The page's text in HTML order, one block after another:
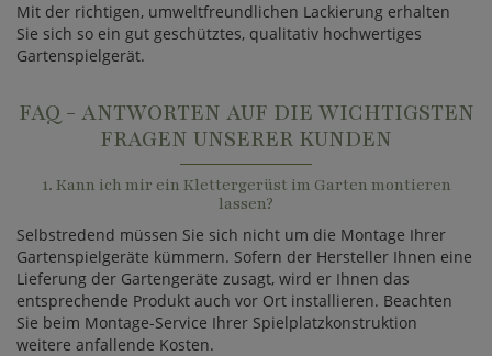
Mit der richtigen, umweltfreundlichen Lackierung erhalten
Sie sich so ein gut geschütztes, qualitativ hochwertiges
Gartenspielgerät.
FAQ - ANTWORTEN AUF DIE WICHTIGSTEN
FRAGEN UNSERER KUNDEN
1. Kann ich mir ein Klettergerüst im Garten montieren
lassen?
Selbstredend müssen Sie sich nicht um die Montage Ihrer
Gartenspielgeräte kümmern. Sofern der Hersteller Ihnen eine
Lieferung der Gartengeräte zusagt, wird er Ihnen das
entsprechende Produkt auch vor Ort installieren. Beachten
Sie beim Montage-Service Ihrer Spielplatzkonstruktion
weitere anfallende Kosten.